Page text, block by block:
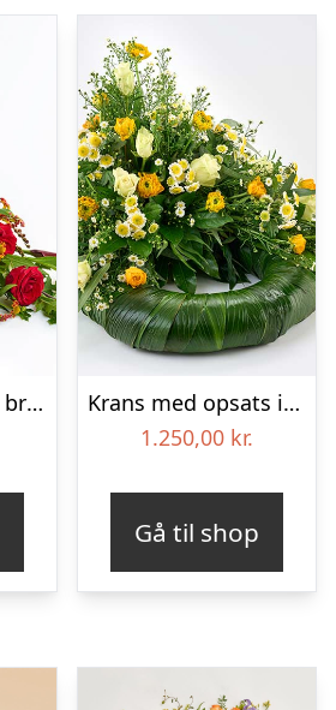
Båredekoration i brændte farver – Blomster til begravelse
Krans med opsats i gule farver – Blomster til begravelse
1.250,00 kr.
Gå til shop